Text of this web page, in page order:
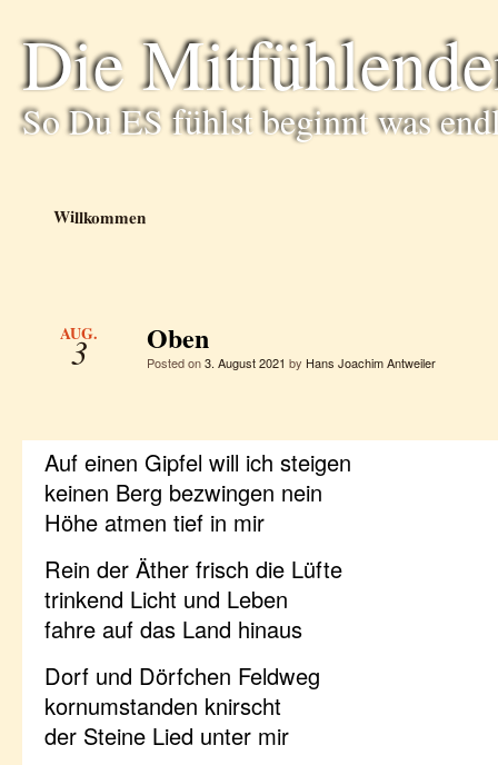
Die
So Du ES fühlst beginnt was
Willkommen
AUG.
3 Oben
Posted on3. August 2021 by Hans Joachim Antweiler
Auf einen Gipfel will ich steigen
keinen Berg bezwingen nein
Höhe atmen tief in mir
Rein der Äther frisch die Lüfte
trinkend Licht und Leben
fahre auf das Land hinaus
Dorf und Dörfchen Feldweg
kornumstanden knirscht
der Steine Lied unter mir